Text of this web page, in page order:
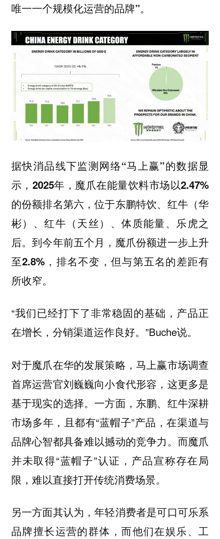
唯一一个规模化运营的品牌”。
据快消品线下监测网络“马上赢”的数据显
示，2025年，魔爪在能量饮料市场以2.47%
的份额排名第六，位于东鹏特饮、红牛（华
彬）、红牛（天丝）、体质能量、乐虎之
后。到今年前五个月，魔爪份额进一步上升
至2.8%，排名不变，但与第五名的差距有
所收窄。
“我们已经打下了非常稳固的基础，产品正
在增长，分销渠道运作良好。”Buche说。
对于魔爪在华的发展策略，马上赢市场调查
首席运营官刘巍巍向小食代形容，这更多是
基于现实的选择。一方面，东鹏、红牛深耕
市场多年，且都有“蓝帽子”产品，在渠道与
品牌心智都具备难以撼动的竞争力。而魔爪
并未取得“蓝帽子”认证，产品宣称存在局
限，难以直接打开传统消费场景。
另一方面其认为，年轻消费者是可口可乐系
品牌擅长运营的群体，而他们在娱乐、工